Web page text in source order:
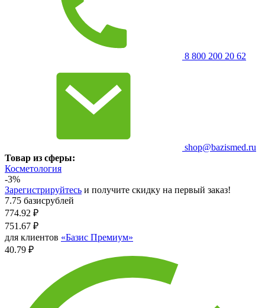
8 800 200 20 62
shop@bazismed.ru
Товар из сферы:
Косметология
-3%
Зарегистрируйтесь и получите скидку на первый заказ!
7.75 базисрублей
774.92 ₽
751.67 ₽
для клиентов «Базис Премиум»
40.79 ₽